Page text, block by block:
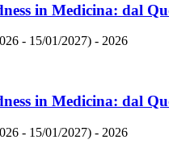
in Medicina: dal
- 15/01/2027) - 2026
in Medicina: dal
- 15/01/2027) - 2026